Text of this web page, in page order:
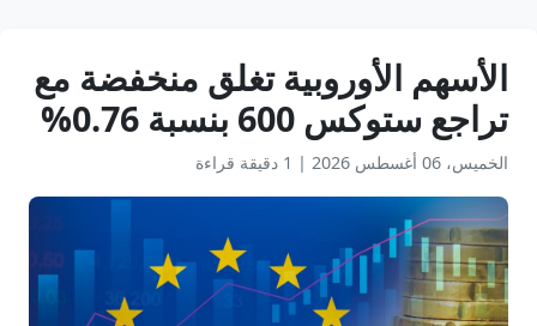
الأسهم الأوروبية تغلق منخفضة مع
تراجع ستوكس 600 بنسبة 0.76%
الخميس، 06 أغسطس 2026 | 1 دقيقة قراءة